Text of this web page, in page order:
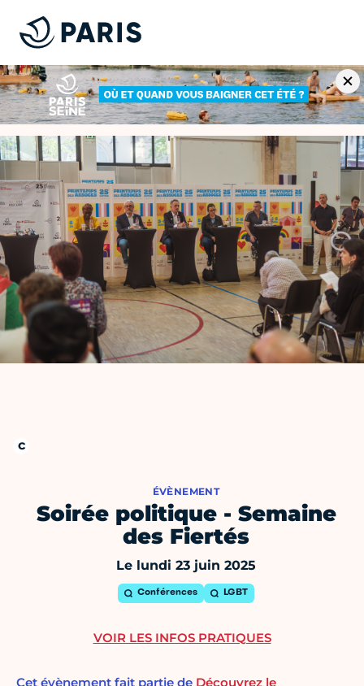
ÉVÈNEMENT
Soirée politique - Semaine
des Fiertés
Le lundi 23 juin 2025
Conférences LGBT
Cet évènement fait partie de Découvrez le
VOIR LES INFOS PRATIQUES